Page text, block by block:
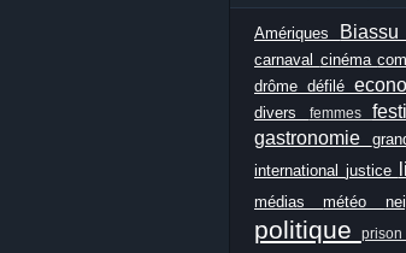
Amériques
carnaval cinéma
drôme défilé
divers
femmes
gastronomie
international justice
médiasmétéo
politique prison